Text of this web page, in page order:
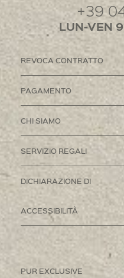
+39
LUN-VEN
REVOCA CONTRATTO
PAGAMENTO
CHI SIAMO
SERVIZIO REGALI
DICHIARAZIONE DI
ACCESSIBILITÀ
PUR EXCLUSIVE